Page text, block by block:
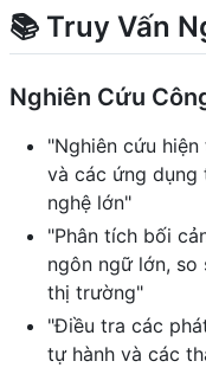
📚 Truy Vấn
Nghiên Cứu
"Nghiên cứu
và các ứng
nghệ lớn"
"Phân tích bối
ngôn ngữ lớn, so
thị trường"
"Điều tra các
tự hành và các